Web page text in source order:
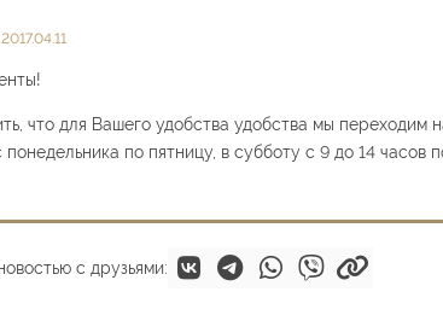
что для Вашего удобства удобства мы переходим
понедельника по пятницу, в субботу с 9 до 14
с друзьями: